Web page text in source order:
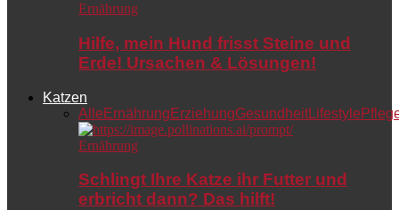
Ernährung
Hilfe, mein Hund frisst Steine und
Erde! Ursachen & Lösungen!
Katzen
Alle Ernährung ErziehungGesundheitLifestyle
Ernährung
Schlingt Ihre Katze ihr Futter und
erbricht dann? Das hilft!